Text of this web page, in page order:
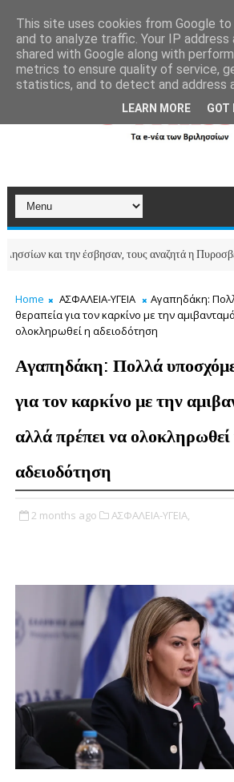
την έσβησαν, τους αναζητά η Πυροσβεστική
Home ΑΣΦΑΛΕΙΑ-ΥΓΕΙΑ
Αγαπηδάκη:
θεραπεία για τον καρκίνο με την
ολοκληρωθεί η αδειοδότηση
Αγαπηδάκη: Πολλά
για τον καρκίνο με την
αλλά πρέπει να
αδειοδότηση
2 months ago ΑΣΦΑΛΕΙΑ-ΥΓΕΙΑ,
This site uses cookies from Google
and to analyze traffic. Your IP address
shared with Google along with
metrics to ensure quality of service,
statistics, and to detect and address
LEARN MORE GOT